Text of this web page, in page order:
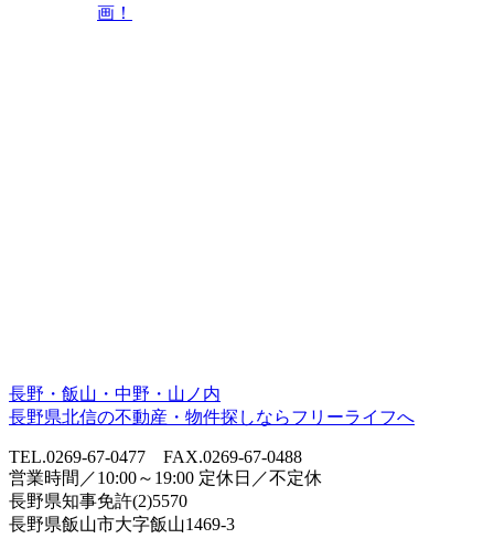
画！
長野・飯山・中野・山ノ内
長野県北信の不動産・物件探しならフリーライフへ
TEL.0269-67-0477 FAX.0269-67-0488
営業時間／10:00～19:00 定休日／不定休
長野県知事免許(2)5570
長野県飯山市大字飯山1469-3